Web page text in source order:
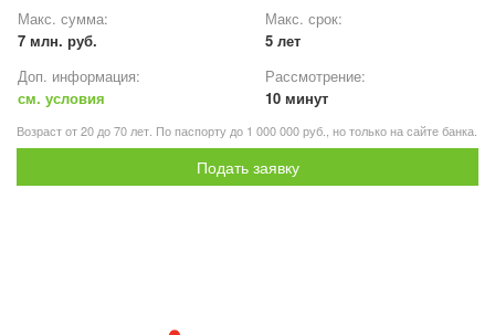
Макс. сумма:
7 млн. руб.
Макс. срок:
5 лет
Доп. информация:
см. условия
Рассмотрение:
10 минут
Возраст от 20 до 70 лет. По паспорту до 1 000 000 руб., но только на сайте банка.
Подать заявку